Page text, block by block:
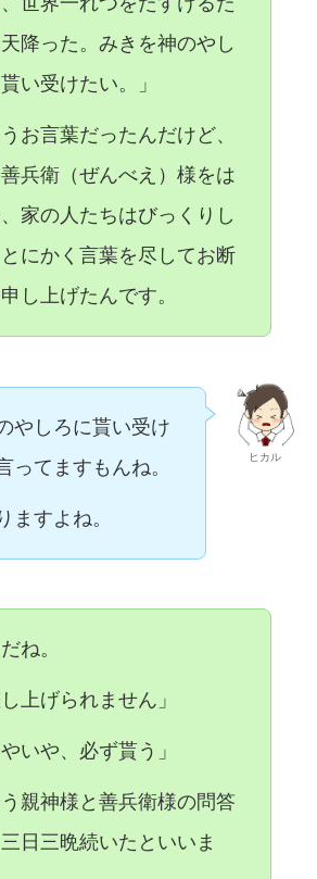
降った。みきを神のやし
い受けたい。」
お言葉だったんだけど、
兵衛（ぜんべえ）様をは
、家の人たちはびっくりし
にかく言葉を尽してお断
し上げたんです。
ヒカル
やしろに貰い受け
ってますもんね。
ますよね。
ね。
し上げられません」
やいや、必ず貰う」
親神様と善兵衛様の問答
日三晩続いたといいま